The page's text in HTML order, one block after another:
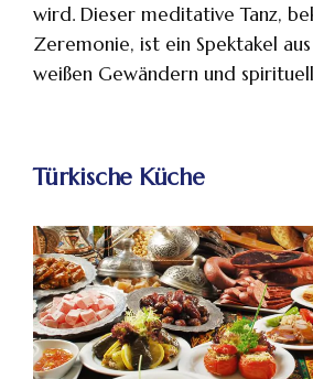
wird. Dieser meditative Tanz,
Zeremonie, ist ein Spektakel
weißen Gewändern und
Türkische Küche